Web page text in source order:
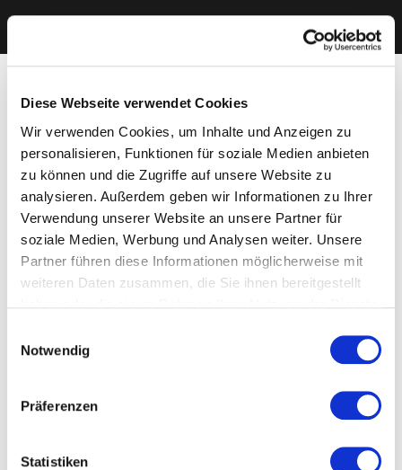
Diese Webseite verwendet Cookies
Wir verwenden Cookies, um Inhalte und Anzeigen zu
personalisieren, Funktionen für soziale Medien anbieten
zu können und die Zugriffe auf unsere Website zu
analysieren. Außerdem geben wir Informationen zu Ihrer
Verwendung unserer Website an unsere Partner für
soziale Medien, Werbung und Analysen weiter. Unsere
Partner führen diese Informationen möglicherweise mit
weiteren Daten zusammen, die Sie ihnen bereitgestellt
Cookies, wenn Sie unsere Webseite weiterhin nutzen.
Notwendig
Präferenzen
Statistiken